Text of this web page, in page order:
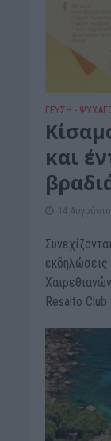
ΓΕΎΣΗ -
και
14
εκδηλώσεις
Resalto